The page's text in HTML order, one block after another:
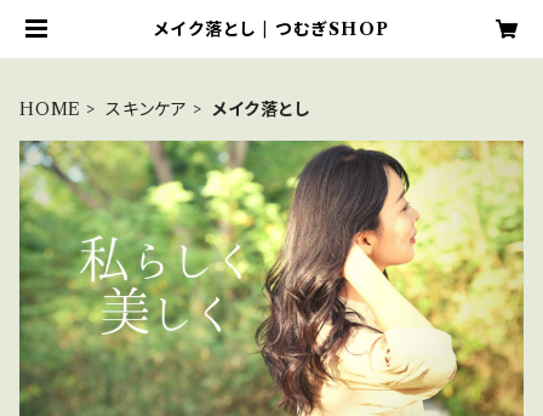
メイク落とし | つむぎSHOP
HOME スキンケア メイク落とし